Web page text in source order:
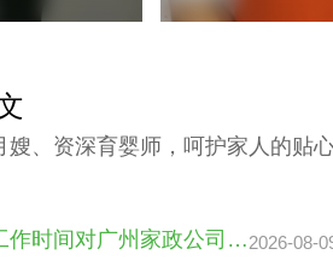
嫂、资深育婴师，呵护家人的贴
工作时间对广州家政公司住家价位的影响浅析2026-08-